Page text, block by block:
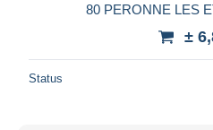
80 PERONNE LES
±
Status